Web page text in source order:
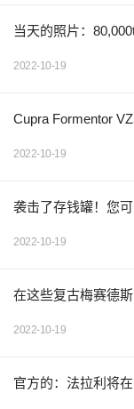
当天的照片：
2022-10-19
Cupra Formentor
2022-10-19
袭击了存钱罐！您
2022-10-19
在这些复古梅赛德
2022-10-19
官方的：法拉利将在